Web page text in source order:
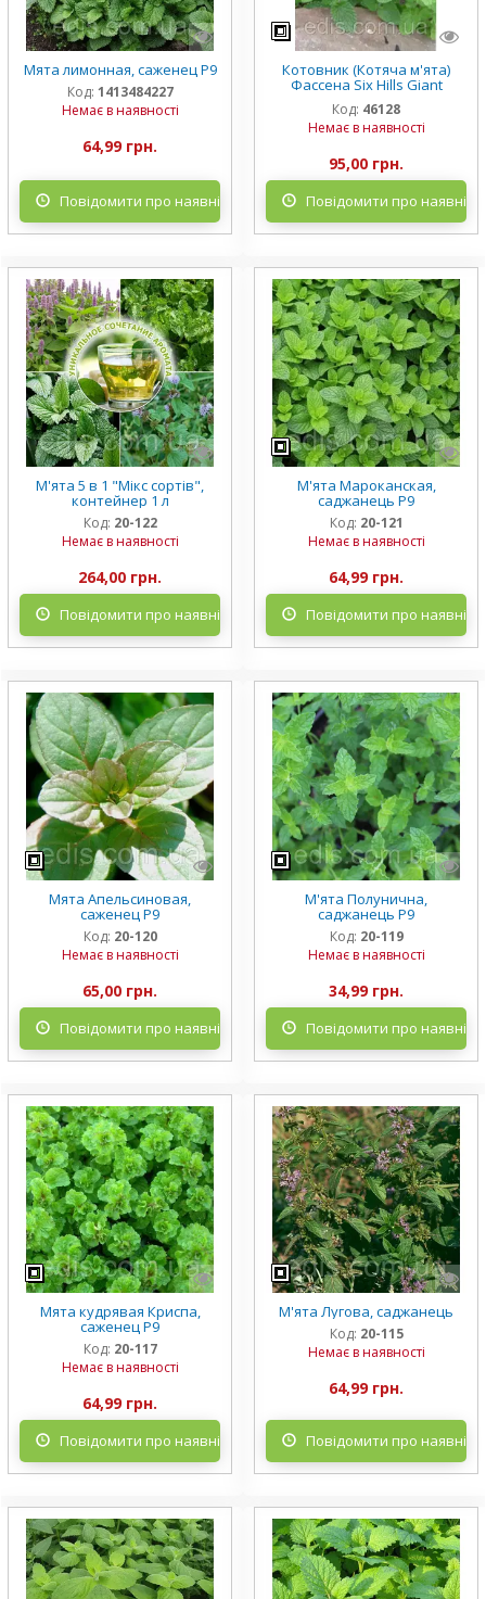
Мята лимонная, саженец Р9
Код: 1413484227
Немає в наявності
64,99 грн.
Повідомити про наявність
Котовник (Котяча м'ята)
Фассена Six Hills Giant
(контейнер 0.5 л)
Код: 46128
Немає в наявності
95,00 грн.
Повідомити про
М'ята 5 в 1 "Мікс сортів",
контейнер 1 л
Код: 20-122
Немає в наявності
264,00 грн.
Повідомити про наявність
М'ята Мароканская,
саджанець Р9
Код: 20-121
Немає в наявності
64,99 грн.
Повідомити про
Мята Апельсиновая,
саженец Р9
Код: 20-120
Немає в наявності
65,00 грн.
Повідомити про наявність
М'ята Полунична,
саджанець Р9
Код: 20-119
Немає в наявності
34,99 грн.
Повідомити про
Мята кудрявая Криспа,
саженец Р9
Код: 20-117
Немає в наявності
64,99 грн.
Повідомити про наявність
М'ята Лугова, саджанець
Код: 20-115
Немає в наявності
64,99 грн.
Повідомити про